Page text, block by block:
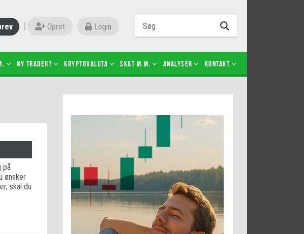
Opret Login
Ny trader?
de nye ESMA-regler
aktier – hvad er det?
Futures-kontrakter
Kopier Jeppe Kirk Bonde
Kryptovaluta SKAT m.m. Analyser Kontakt
på
ønsker
skal du